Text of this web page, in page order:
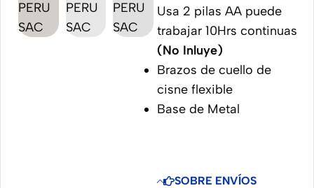
Usa 2 pilas AA puede
trabajar 10Hrs continuas
(No Inluye)
Brazos de cuello de
cisne flexible
Base de Metal
SOBRE ENVÍOS